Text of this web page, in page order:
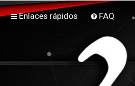
Enlaces rápidos FAQ